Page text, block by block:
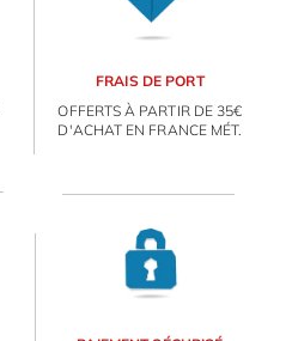
FRAIS DE PORT
OFFERTS À PARTIR DE 35€
D'ACHAT EN FRANCE MÉT.